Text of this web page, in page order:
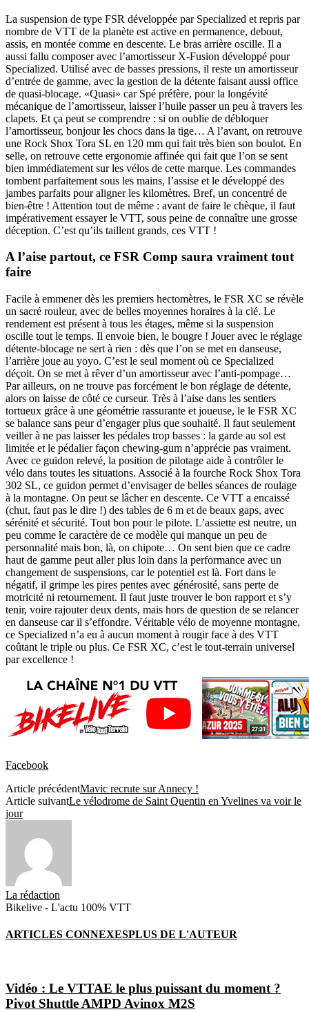
La suspension de type FSR développée par Specialized et repris par
nombre de VTT de la planète est active en permanence, debout,
assis, en montée comme en descente. Le bras arrière oscille. Il a
aussi fallu composer avec l’amortisseur X-Fusion développé pour
Specialized. Utilisé avec de basses pressions, il reste un amortisseur
d’entrée de gamme, avec la gestion de la détente faisant aussi office
de quasi-blocage. «Quasi» car Spé préfère, pour la longévité
mécanique de l’amortisseur, laisser l’huile passer un peu à travers les
clapets. Et ça peut se comprendre : si on oublie de débloquer
l’amortisseur, bonjour les chocs dans la tige… A l’avant, on retrouve
une Rock Shox Tora SL en 120 mm qui fait très bien son boulot. En
selle, on retrouve cette ergonomie affinée qui fait que l’on se sent
bien immédiatement sur les vélos de cette marque. Les commandes
tombent parfaitement sous les mains, l’assise et le développé des
jambes parfaits pour aligner les kilomètres. Bref, un concentré de
bien-être ! Attention tout de même : avant de faire le chèque, il faut
impérativement essayer le VTT, sous peine de connaître une grosse
déception. C’est qu’ils taillent grands, ces VTT !
A l’aise partout, ce FSR Comp saura vraiment tout
faire
Facile à emmener dès les premiers hectomètres, le FSR XC se révèle
un sacré rouleur, avec de belles moyennes horaires à la clé. Le
rendement est présent à tous les étages, même si la suspension
oscille tout le temps. Il envoie bien, le bougre ! Jouer avec le réglage
détente-blocage ne sert à rien : dès que l’on se met en danseuse,
l’arrière joue au yoyo. C’est le seul moment où ce Specialized
déçoit. On se met à rêver d’un amortisseur avec l’anti-pompage…
Par ailleurs, on ne trouve pas forcément le bon réglage de détente,
alors on laisse de côté ce curseur. Très à l’aise dans les sentiers
tortueux grâce à une géométrie rassurante et joueuse, le le FSR XC
se balance sans peur d’engager plus que souhaité. Il faut seulement
veiller à ne pas laisser les pédales trop basses : la garde au sol est
limitée et le pédalier façon chewing-gum n’apprécie pas vraiment.
Avec ce guidon relevé, la position de pilotage aide à contrôler le
vélo dans toutes les situations. Associé à la fourche Rock Shox Tora
302 SL, ce guidon permet d’envisager de belles séances de roulage
à la montagne. On peut se lâcher en descente. Ce VTT a encaissé
(chut, faut pas le dire !) des tables de 6 m et de beaux gaps, avec
sérénité et sécurité. Tout bon pour le pilote. L’assiette est neutre, un
peu comme le caractère de ce modèle qui manque un peu de
personnalité mais bon, là, on chipote… On sent bien que ce cadre
haut de gamme peut aller plus loin dans la performance avec un
changement de suspensions, car le potentiel est là. Fort dans le
négatif, il grimpe les pires pentes avec générosité, sans perte de
motricité ni retournement. Il faut juste trouver le bon rapport et s’y
tenir, voire rajouter deux dents, mais hors de question de se relancer
en danseuse car il s’effondre. Véritable vélo de moyenne montagne,
ce Specialized n’a eu à aucun moment à rougir face à des VTT
coûtant le triple ou plus. Ce FSR XC, c’est le tout-terrain universel
par excellence !
Facebook
Article précédentMavic recrute sur Annecy !
Article suivantLe vélodrome de Saint Quentin en Yvelines va voir le
jour
La rédaction
Bikelive - L'actu 100% VTT
ARTICLES CONNEXESPLUS DE L'AUTEUR
Vidéo : Le VTTAE le plus puissant du moment ?
Pivot Shuttle AMPD Avinox M2S